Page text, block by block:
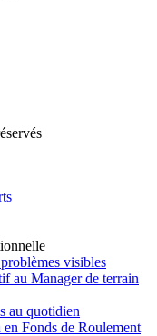
visibles
au Manager de terrain
au quotidien
Fonds de Roulement